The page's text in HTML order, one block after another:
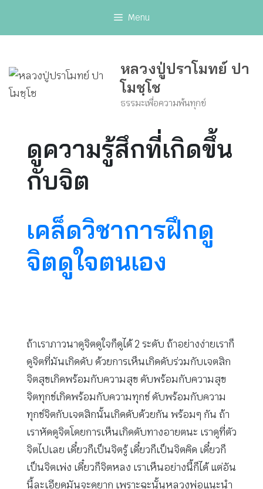
Menu
หลวงปู่ปราโมทย์ ปา
โมชฺโช
ธรรมะเพื่อความพ้นทุกข์
ดูความรู้สึกที่เกิดขึ้น
กับจิต
เคล็ดวิชาการฝึกดู
จิตดูใจตนเอง
ถ้าเราภาวนาดูจิตดูใจก็ดูได้ 2 ระดับ ถ้าอย่างง่ายเราก็
ดูจิตที่มันเกิดดับ ด้วยการเห็นเกิดดับร่วมกับเจตสิก
จิตสุขเกิดพร้อมกับความสุข ดับพร้อมกับความสุข
จิตทุกข์เกิดพร้อมกับความทุกข์ ดับพร้อมกับความ
ทุกข์จิตกับเจตสิกนั้นเกิดดับด้วยกัน พร้อมๆ กัน ถ้า
เราหัดดูจิตโดยการเห็นเกิดดับทางอายตนะ เราดูที่ตัว
จิตไปเลย เดี๋ยวก็เป็นจิตรู้ เดี๋ยวก็เป็นจิตคิด เดี๋ยวก็
เป็นจิตเพ่ง เดี๋ยวก็จิตหลง เราเห็นอย่างนี้ก็ได้ แต่อัน
นี้ละเอียดมันจะดูยาก เพราะฉะนั้นหลวงพ่อแนะนำ